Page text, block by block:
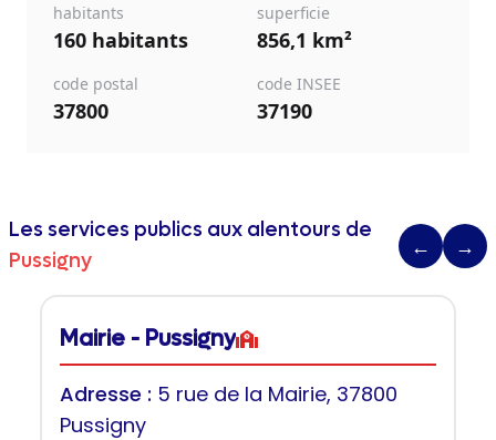
habitants
160 habitants
superficie
856,1 km²
code postal
37800
code INSEE
37190
Les services publics aux alentours de
Pussigny
← →
Mairie - Pussigny
Adresse : 5 rue de la Mairie, 37800
Pussigny